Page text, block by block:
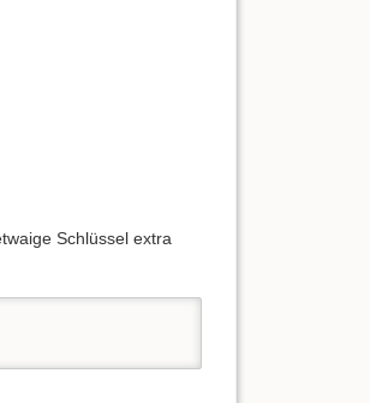
Schlüssel extra